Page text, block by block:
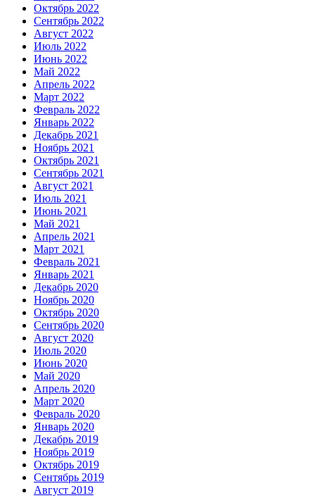
Октябрь 2022
Сентябрь 2022
Август 2022
Июль 2022
Июнь 2022
Май 2022
Апрель 2022
Март 2022
Февраль 2022
Январь 2022
Декабрь 2021
Ноябрь 2021
Октябрь 2021
Сентябрь 2021
Август 2021
Июль 2021
Июнь 2021
Май 2021
Апрель 2021
Март 2021
Февраль 2021
Январь 2021
Декабрь 2020
Ноябрь 2020
Октябрь 2020
Сентябрь 2020
Август 2020
Июль 2020
Июнь 2020
Май 2020
Апрель 2020
Март 2020
Февраль 2020
Январь 2020
Декабрь 2019
Ноябрь 2019
Октябрь 2019
Сентябрь 2019
Август 2019